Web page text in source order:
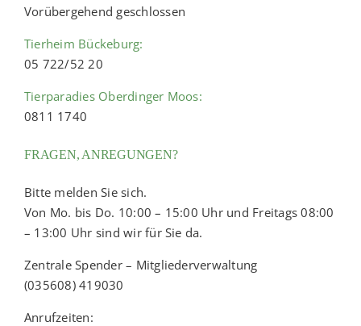
Vorübergehend geschlossen
Tierheim Bückeburg:
05 722/52 20
Tierparadies Oberdinger Moos:
0811 1740
FRAGEN, ANREGUNGEN?
Bitte melden Sie sich.
Von Mo. bis Do. 10:00 – 15:00 Uhr und Freitags 08:00
– 13:00 Uhr sind wir für Sie da.
Zentrale Spender – Mitgliederverwaltung
(035608) 419030
Anrufzeiten: